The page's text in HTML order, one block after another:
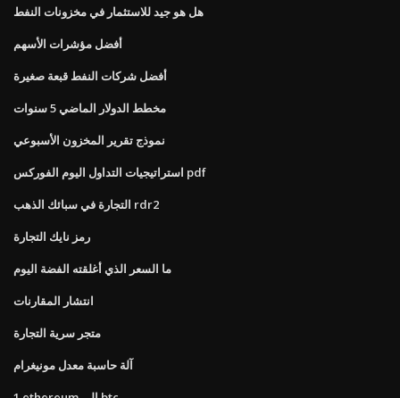
هل هو جيد للاستثمار في مخزونات النفط
أفضل مؤشرات الأسهم
أفضل شركات النفط قبعة صغيرة
مخطط الدولار الماضي 5 سنوات
نموذج تقرير المخزون الأسبوعي
استراتيجيات التداول اليوم الفوركس pdf
التجارة في سبائك الذهب rdr2
رمز نايك التجارة
ما السعر الذي أغلقته الفضة اليوم
انتشار المقارنات
متجر سرية التجارة
آلة حاسبة معدل مونيغرام